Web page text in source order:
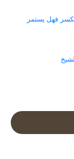
فهل يستمر